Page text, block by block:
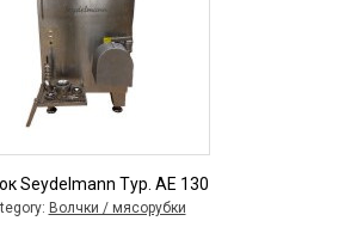
Seydelmann Typ. AE 130
Волчки / мясорубки